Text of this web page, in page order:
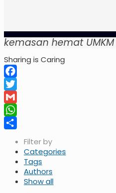
kemasan hemat UMKM
Sharing is Caring
Facebook
Twitter
Gmail
WhatsApp
Filter by
Categories
Tags
Authors
Show all